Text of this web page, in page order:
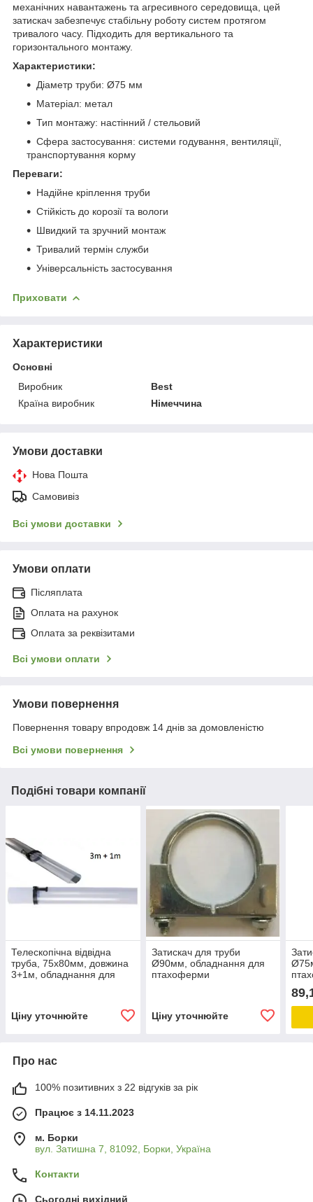
механічних навантажень та агресивного середовища, цей
затискач забезпечує стабільну роботу систем протягом
тривалого часу. Підходить для вертикального та
горизонтального монтажу.
Характеристики:
Діаметр труби: Ø75 мм
Матеріал: метал
Тип монтажу: настінний / стельовий
Сфера застосування: системи годування, вентиляції,
транспортування корму
Переваги:
Надійне кріплення труби
Стійкість до корозії та вологи
Швидкий та зручний монтаж
Тривалий термін служби
Універсальність застосування
Приховати
Характеристики
Основні
Виробник
Best
Країна виробник
Німеччина
Умови доставки
Нова Пошта
Самовивіз
Всі умови доставки
Умови оплати
Післяплата
Оплата на рахунок
Оплата за реквізитами
Всі умови оплати
Умови повернення
Повернення товару впродовж 14 днів за домовленістю
Всі умови повернення
Подібні товари компанії
Телескопічна відвідна
труба, 75x80мм, довжина
3+1м, обладнання для
Ціну уточнюйте
Затискач для труби
Ø90мм, обладнання для
птахоферми
Ціну уточнюйте
Про нас
100% позитивних з 22 відгуків за рік
Працює з 14.11.2023
м. Борки
вул. Затишна 7, 81092, Борки, Україна
Контакти
Сьогодні вихідний